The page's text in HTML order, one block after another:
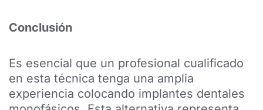
Conclusión
Es esencial que un profesional cualificado
en esta técnica tenga una amplia
experiencia colocando implantes dentales